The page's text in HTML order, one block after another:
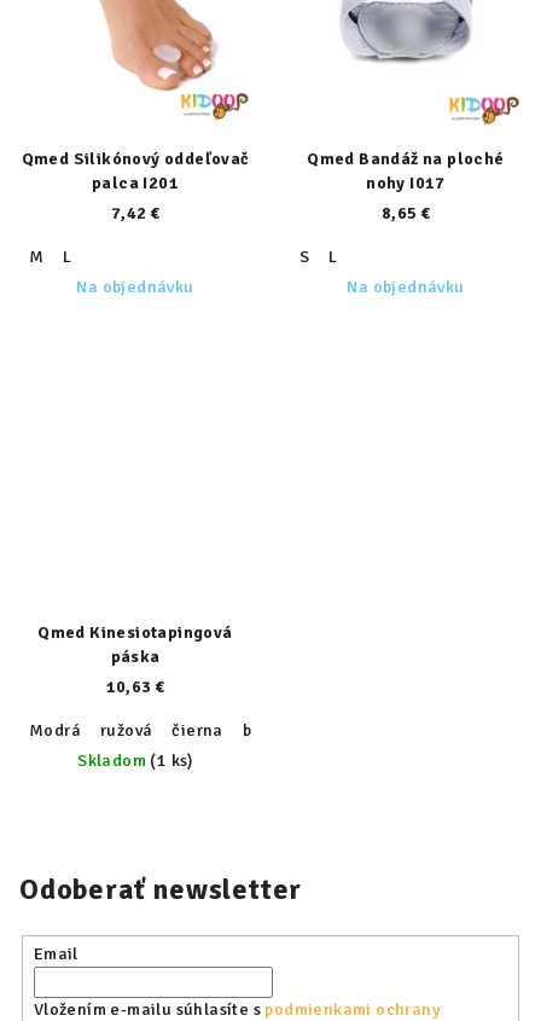
Qmed Silikónový oddeľovač
palca I201
7,42 €
M
L
Na objednávku
Qmed Bandáž na ploché
nohy I017
8,65 €
S
L
Na objednávku
Qmed Kinesiotapingová
páska
10,63 €
Modrá ružová čierna
béžová
Skladom (1 ks)
Odoberať newsletter
Email
Vložením e-mailu súhlasíte s podmienkami ochrany